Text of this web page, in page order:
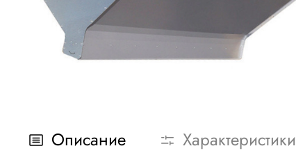
Описание Характеристики